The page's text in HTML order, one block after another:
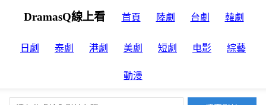
DramasQ線上看 首頁 陸劇 台劇 韓劇
日劇 泰劇 港劇 美劇 短劇 电影 綜藝
動漫